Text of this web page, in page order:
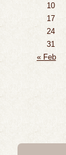
10
17
24
31
« Feb